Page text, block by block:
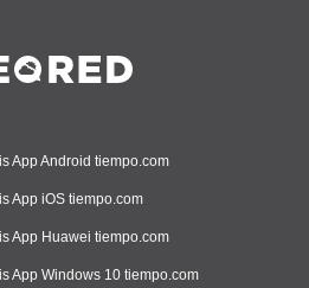
App Android tiempo.com
App iOS tiempo.com
App Huawei tiempo.com
App Windows 10 tiempo.com